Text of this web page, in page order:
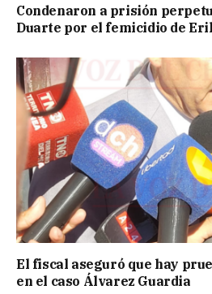
Condenaron a prisión
Duarte por el femicidio de
El fiscal aseguró que hay
en el caso Álvarez Guardia